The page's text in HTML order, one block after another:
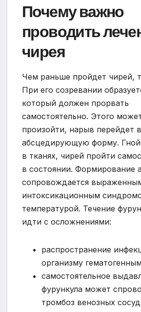
Почему важно
проводить
чирея
Чем раньше пройдет чирей,
При его созревании
который должен прорвать
самостоятельно. Этого
произойти, нарыв перейдет в
абсцедирующую форму. Гной
в тканях, чирей пройти
в состоянии. Формирование
сопровождается
интоксикационным
температурой. Течение
идти с осложнениями:
распространение
организму
самостоятельное
фурункула может
тромбоз венозных